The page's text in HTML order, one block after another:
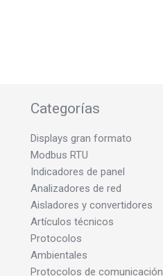
Categorías
Displays gran formato
Modbus RTU
Indicadores de panel
Analizadores de red
Aisladores y convertidores
Artículos técnicos
Protocolos
Ambientales
Protocolos de comunicación